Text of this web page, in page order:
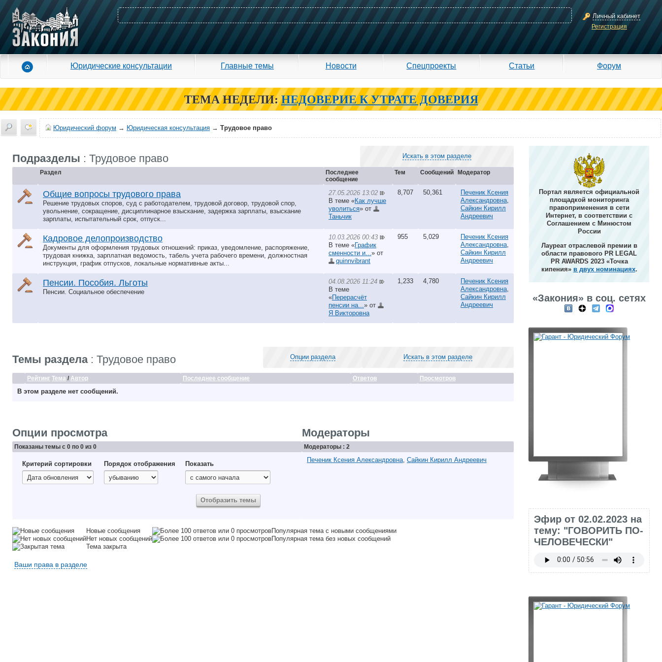
Личный кабинет
Регистрация
Юридические консультации Главные темы Новости Спецпроекты Статьи Форум
ТЕМА НЕДЕЛИ: НЕДОВЕРИЕ К УТРАТЕ ДОВЕРИЯ
Юридический форум → Юридическая консультация → Трудовое право
Подразделы : Трудовое право Искать в этом разделе
Раздел
Последнее
сообщение
Тем Сообщений Модератор
Общие вопросы трудового права
Решение трудовых споров, суд с работодателем, трудовой договор, трудовой спор,
увольнение, сокращение, дисциплинарное взыскание, задержка зарплаты, взыскание
зарплаты, испытательный срок, отпуск...
27.05.2026 13:02
В теме «Как лучше
уволиться» от
Таньчик
8,707 50,361
Печеник Ксения
Александровна,
Сайкин Кирилл
Андреевич
Кадровое делопроизводство
Документы для оформления трудовых отношений: приказ, уведомление, распоряжение,
трудовая книжка, зарплатная ведомость, табель учета рабочего времени, должностная
инструкция, график отпусков, локальные нормативные акты...
10.03.2026 00:43
В теме «График
сменности и... » от
quinnvibrant
955 5,029
Печеник Ксения
Александровна,
Сайкин Кирилл
Андреевич
Пенсии. Пособия. Льготы
Пенсии. Социальное обеспечение
04.08.2026 11:24
В теме
«Перерасчёт
пенсии на... » от
Я Викторовна
1,233 4,780
Печеник Ксения
Александровна,
Сайкин Кирилл
Андреевич
Темы раздела: Трудовое право Опции раздела Искать в этом разделе
Рейтинг Тема / Автор Последнее сообщение Ответов Просмотров
В этом разделе нет сообщений.
Опции просмотра Модераторы
Показаны темы с 0 по 0 из 0 Модераторы : 2
Критерий сортировки Порядок отображения Показать
Печеник Ксения Александровна, Сайкин Кирилл Андреевич
Новые сообщения
Популярная тема с новыми сообщениями
Нет новых сообщений
Популярная тема без новых сообщений
Тема закрыта
Ваши права в разделе
Портал является официальной
площадкой мониторинга
правоприменения в сети
Интернет, в соответствии с
Соглашением с Минюстом
России
Лауреат отраслевой премии в
области правового PR LEGAL
PR AWARDS 2023 «Точка
кипения» в двух номинациях.
«Закония» в соц. сетях
Эфир от 02.02.2023 на
тему: "ГОВОРИТЬ ПО-
ЧЕЛОВЕЧЕСКИ"